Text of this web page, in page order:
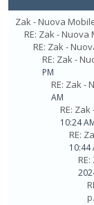
Zak - Nuova
RE: Zak - Nuova
RE: Zak -
RE: Zak -
PM
RE: Zak -
AM
RE:
10:24
RE:
10:44